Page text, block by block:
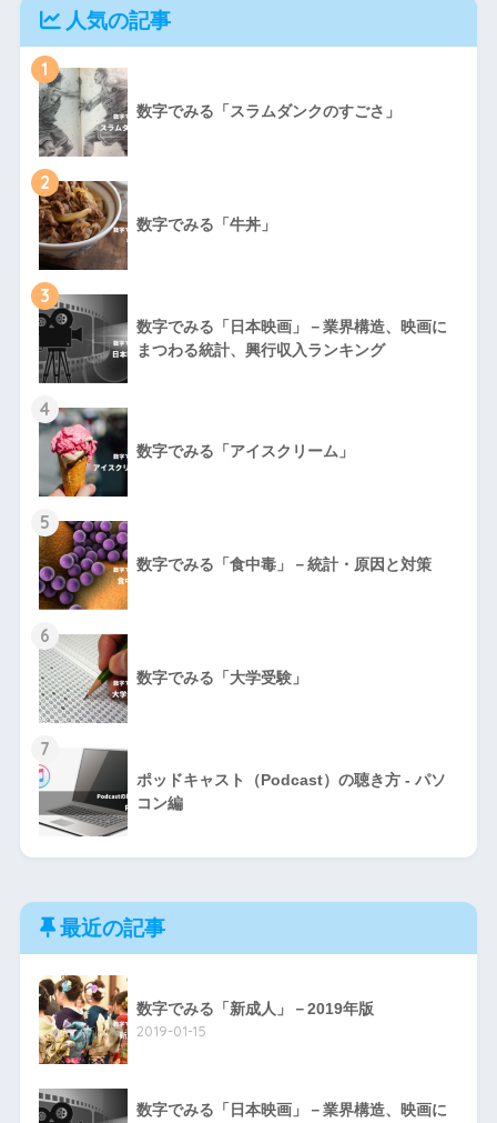
人気の記事
1
数字でみる「スラムダンクのすごさ」
2
数字でみる「牛丼」
3
数字でみる「日本映画」－業界構造、映画に
まつわる統計、興行収入ランキング
4
数字でみる「アイスクリーム」
5
数字でみる「食中毒」－統計・原因と対策
6
数字でみる「大学受験」
7
ポッドキャスト（Podcast）の聴き方 - パソ
コン編
最近の記事
数字でみる「新成人」－2019年版
2019-01-15
数字でみる「日本映画」－業界構造、映画に